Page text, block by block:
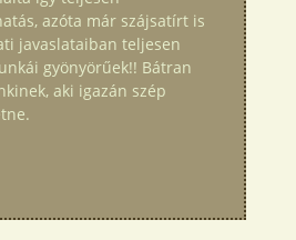
azóta már szájsatírt is
javaslataiban teljesen
gyönyörűek!! Bátran
aki igazán szép